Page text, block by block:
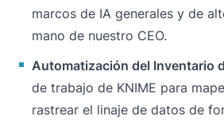
marcos de IA generales y de
mano de nuestro CEO.
Automatización del Inventario
de trabajo de KNIME para
rastrear el linaje de datos de